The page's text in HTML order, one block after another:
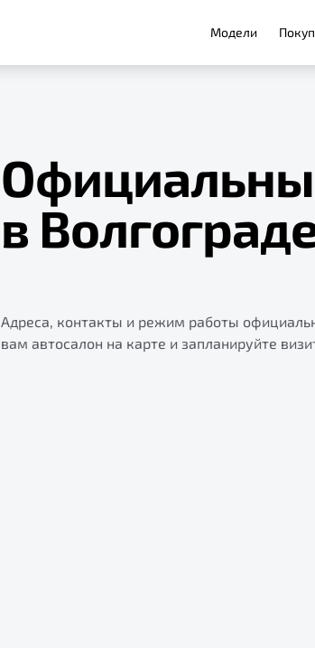
Модели
в
Адреса, контакты и режим работы
вам автосалон на карте и запланируйте